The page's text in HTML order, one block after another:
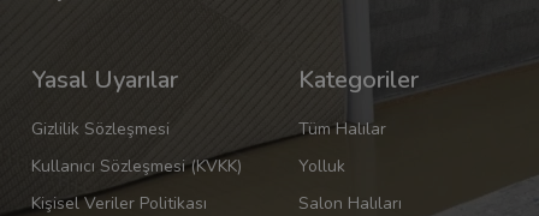
Yasal Uyarılar
Gizlilik Sözleşmesi
Kullanıcı Sözleşmesi (KVKK)
Kişisel Veriler Politikası
Kategoriler
Tüm Halılar
Yolluk
Salon Halıları